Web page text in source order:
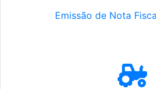
Emissão de Nota